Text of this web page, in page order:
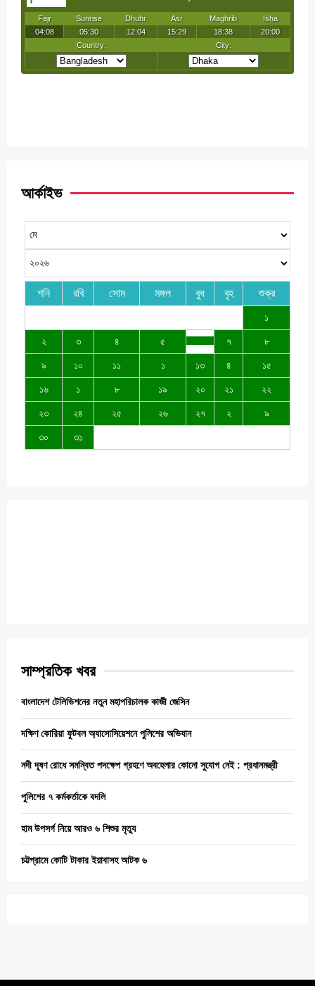
আর্কাইভ
শনি রবি সোম মঙ্গল বুধ বৃহ শুক্র
১
২ ৩ ৪ ৫ ৭ ৮
৯ ১০ ১১ ১ ১৩ ৪ ১৫
১৬ ১ ৮ ১৯ ২০ ২১ ২২
২৩ ২৪ ২৫ ২৬ ২৭ ২ ৯
৩০ ৩১
সাম্প্রতিক খবর
বাংলাদেশ টেলিভিশনের নতুন মহাপরিচালক কাজী জেসিন
দক্ষিণ কোরিয়া ফুটবল অ্যাসোসিয়েশনে পুলিশের অভিযান
নদী দূষণ রোধে সমন্বিত পদক্ষেপ গ্রহণে অবহেলার কোনো সুযোগ নেই : প্রধানমন্ত্রী
পুলিশের ৭ কর্মকর্তাকে বদলি
হাম উপসর্গ নিয়ে আরও ৬ শিশুর মৃত্যু
চট্টগ্রামে কোটি টাকার ইয়াবাসহ আটক ৬